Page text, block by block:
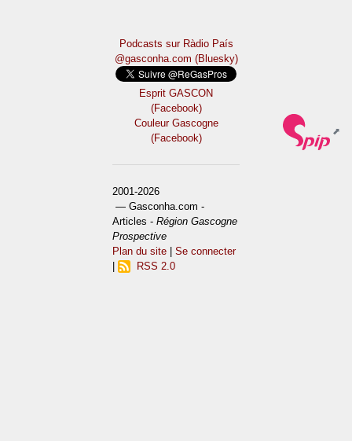
Podcasts sur Ràdio País
@gasconha.com (Bluesky)
Esprit GASCON
(Facebook)
Couleur Gascogne
(Facebook)
2001-2026
— Gasconha.com -
Articles -Région Gascogne
Prospective
Plan du site |Se connecter
RSS 2.0